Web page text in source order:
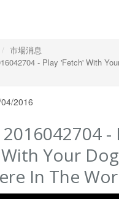
市場消息
- Play 'Fetch' With
2016
-
Your Dog
In The